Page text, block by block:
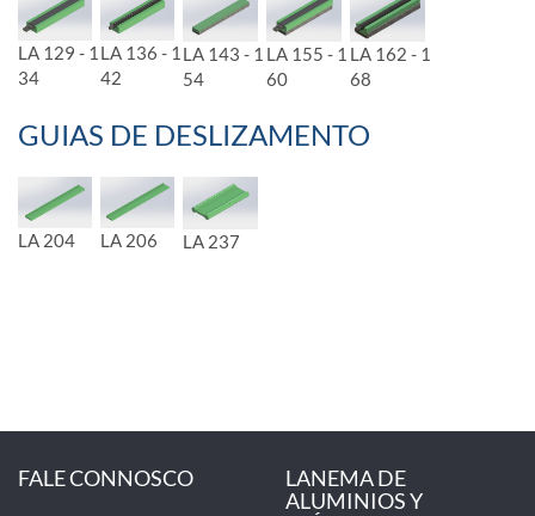
LA 129 - 1
34
LA 136 - 1
42
LA 143 - 1
54
LA 155 - 1
60
LA 162 - 1
68
GUIAS DE DESLIZAMENTO
LA 204 LA 206 LA 237
FALE CONNOSCO
LANEMA DE
ALUMINIOS Y